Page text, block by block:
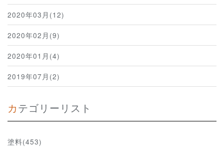
2020年03月(12)
2020年02月(9)
2020年01月(4)
2019年07月(2)
カテゴリーリスト
塗料(453)